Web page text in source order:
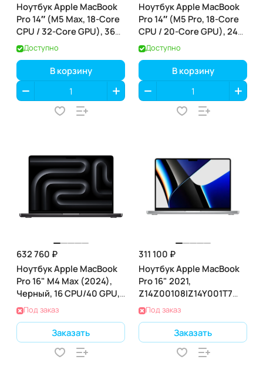
Ноутбук Apple MacBook
Pro 14″ (M5 Max, 18-Core
CPU / 32-Core GPU), 36
ГБ / 2 ТБ, Space Black
(чёрный космос)
(MGDU4)
Доступно
В корзину
Ноутбук Apple MacBook
Pro 14″ (M5 Pro, 18-Core
CPU / 20-Core GPU), 24
ГБ / 2 ТБ, Silver
(серебристый) (MGDP4)
Доступно
В корзину
632 760 ₽
Ноутбук Apple MacBook
Pro 16" M4 Max (2024),
Черный, 16 CPU/40 GPU,
128 RAM 2ТБ SSD
Под заказ
Заказать
311 100 ₽
Ноутбук Apple MacBook
Pro 16" 2021,
Z14Z00108|Z14Y001T7
(M1 3.2 ГГц, RAM 32 ГБ,
SSD 2 ТБ), Silver
Под заказ
Заказать